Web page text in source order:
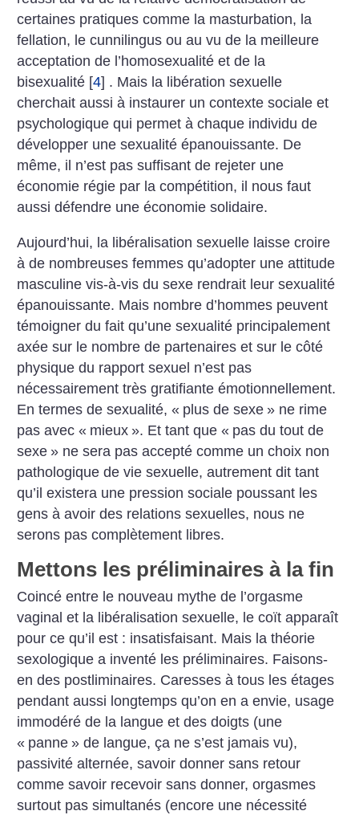
certaines pratiques comme la masturbation, la
fellation, le cunnilingus ou au vu de la meilleure
acceptation de l’homosexualité et de la
bisexualité [4] . Mais la libération sexuelle
cherchait aussi à instaurer un contexte sociale et
psychologique qui permet à chaque individu de
développer une sexualité épanouissante. De
même, il n’est pas suffisant de rejeter une
économie régie par la compétition, il nous faut
aussi défendre une économie solidaire.
Aujourd’hui, la libéralisation sexuelle laisse croire
à de nombreuses femmes qu’adopter une attitude
masculine vis-à-vis du sexe rendrait leur sexualité
épanouissante. Mais nombre d’hommes peuvent
témoigner du fait qu’une sexualité principalement
axée sur le nombre de partenaires et sur le côté
physique du rapport sexuel n’est pas
nécessairement très gratifiante émotionnellement.
En termes de sexualité, « plus de sexe » ne rime
pas avec « mieux ». Et tant que « pas du tout de
sexe » ne sera pas accepté comme un choix non
pathologique de vie sexuelle, autrement dit tant
qu’il existera une pression sociale poussant les
gens à avoir des relations sexuelles, nous ne
serons pas complètement libres.
Mettons les préliminaires à la fin
Coincé entre le nouveau mythe de l’orgasme
vaginal et la libéralisation sexuelle, le coït apparaît
pour ce qu’il est : insatisfaisant. Mais la théorie
sexologique a inventé les préliminaires. Faisons-
en des postliminaires. Caresses à tous les étages
pendant aussi longtemps qu’on en a envie, usage
immodéré de la langue et des doigts (une
« panne » de langue, ça ne s’est jamais vu),
passivité alternée, savoir donner sans retour
comme savoir recevoir sans donner, orgasmes
surtout pas simultanés (encore une nécessité